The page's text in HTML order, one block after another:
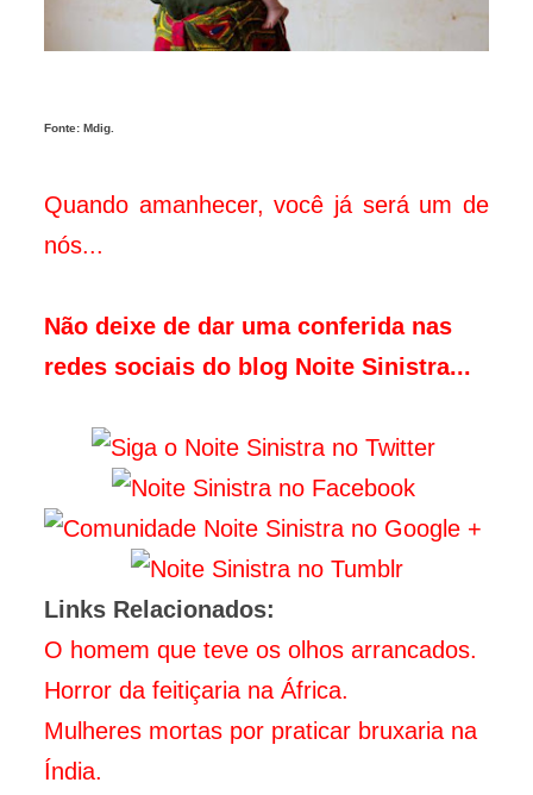
Fonte: Mdig.
Quando amanhecer, você já será um de
nós...
Não deixe de dar uma conferida nas
redes sociais do blog Noite Sinistra...
Links Relacionados:
O homem que teve os olhos arrancados.
Horror da feitiçaria na África.
Mulheres mortas por praticar bruxaria na
Índia.